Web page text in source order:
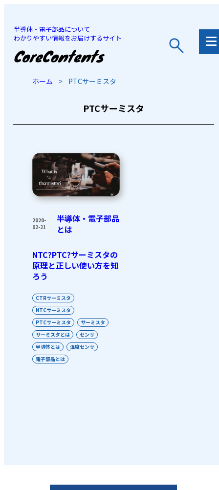
半導体・電子部品について
わかりやすい情報をお届けするサイト
JP
ホーム > PTCサーミスタ
PTCサーミスタ
2020-
02-21
半導体・電子部品
とは
NTC?PTC?サーミスタの
原理と正しい使い方を知
ろう
CTRサーミスタ
NTCサーミスタ
PTCサーミスタ
サーミスタ
サーミスタとは
センサ
半導体とは
温度センサ
電子部品とは